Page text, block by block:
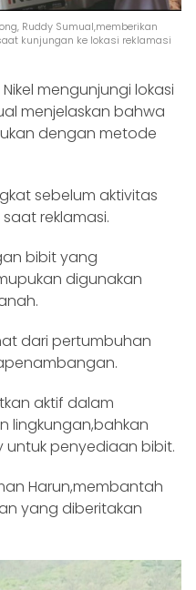
Ruddy Sumual,memberikan
kunjungan ke lokasi reklamasi
mengunjungi lokasi
menjelaskan bahwa
dengan metode
sebelum aktivitas
reklamasi.
bibit yang
digunakan
dari pertumbuhan
aktif dalam
lingkungan,bahkan
untuk penyediaan bibit.
Harun,membantah
yang diberitakan